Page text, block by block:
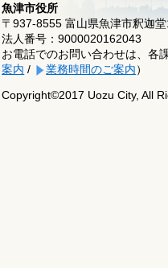
魚津市役所
〒937-8555 富山県魚津市釈迦
法人番号：9000020162043
お電話でのお問い合わせは、各
案内 / 業務時間のご案内）
Copyright©2017 Uozu City, All